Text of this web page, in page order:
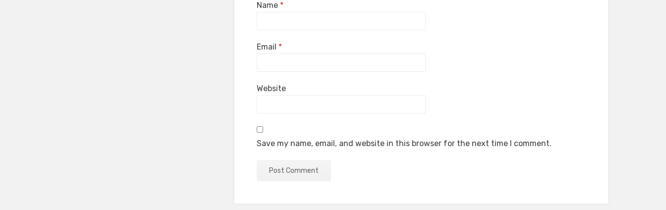
Name *
Email *
Website
Save my name, email, and website in this browser for the next time I comment.